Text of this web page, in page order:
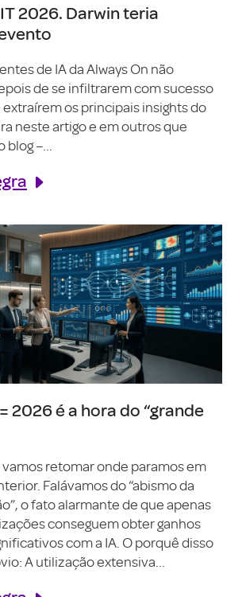
2026. Darwin teria
de IA da Always On não
de se infiltrarem com sucesso
extraírem os principais insights do
neste artigo e em outros que
blog –...
2026 é a hora do “grande
vamos retomar onde paramos em
Falávamos do “abismo da
o fato alarmante de que apenas
conseguem obter ganhos
com a IA. O porquê disso
A utilização extensiva...